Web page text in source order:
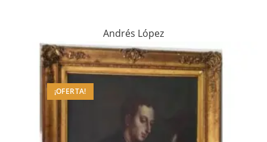
Andrés López
¡OFERTA!